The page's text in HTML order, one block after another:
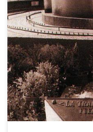
La trampa de la
es una obra regalada
de cristal y a cuyo
artística se inauguró en
en la otra orilla de frente